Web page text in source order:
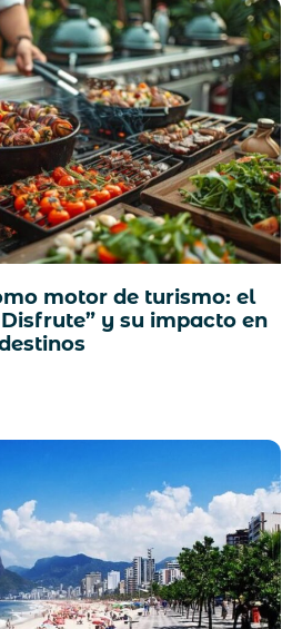
motor de turismo: el
y su impacto en